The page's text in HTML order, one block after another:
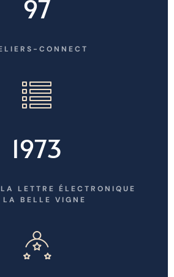
97
CONNECT
1973
LETTRE ÉLECTRONIQUE
LA BELLE VIGNE